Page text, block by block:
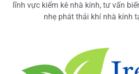
lĩnh vực kiểm kê nhà kính, tư vấn
nhẹ phát thải khí nhà kính